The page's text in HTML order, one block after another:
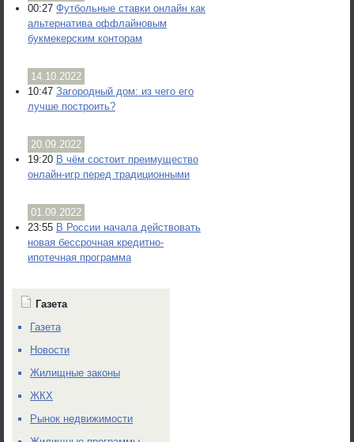
00:27 Футбольные ставки онлайн как
альтернатива оффлайновым
букмекерским конторам
14.10.2022
10:47 Загородный дом: из чего его
лучше построить?
20.09.2022
19:20 В чём состоит преимущество
онлайн-игр перед традиционными
01.09.2022
23:55 В России начала действовать
новая бессрочная кредитно-
ипотечная программа
Газета
Газета
Новости
Жилищные законы
ЖКХ
Рынок недвижимости